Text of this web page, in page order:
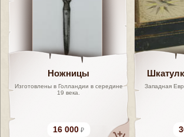
Ножницы
Изготовлены в Голландии в середине
19 века.
16 000
Западная